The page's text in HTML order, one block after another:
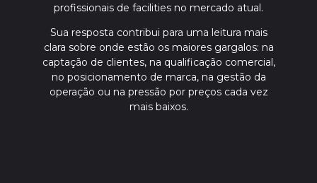
profissionais de facilities no mercado atual.
Sua resposta contribui para uma leitura mais
clara sobre onde estão os maiores gargalos: na
captação de clientes, na qualificação comercial,
no posicionamento de marca, na gestão da
operação ou na pressão por preços cada vez
mais baixos.